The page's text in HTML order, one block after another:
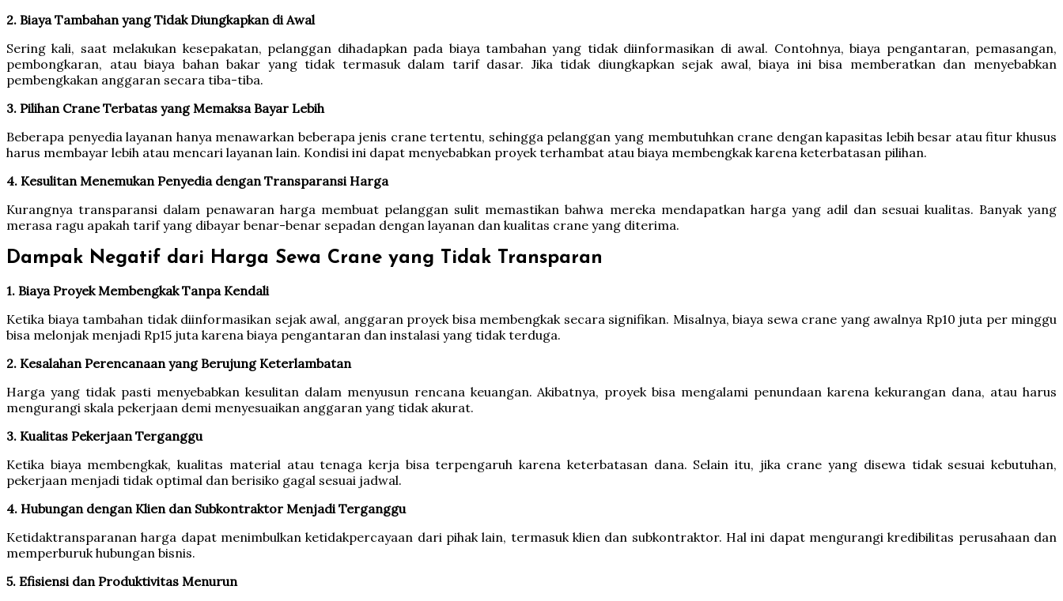
2. Biaya Tambahan yang Tidak Diungkapkan di Awal
Sering kali, saat melakukan kesepakatan, pelanggan dihadapkan pada biaya tambahan yang tidak diinformasikan di awal. Contohnya, biaya pengantaran, pemasangan,
pembongkaran, atau biaya bahan bakar yang tidak termasuk dalam tarif dasar. Jika tidak diungkapkan sejak awal, biaya ini bisa memberatkan dan menyebabkan
pembengkakan anggaran secara tiba-tiba.
3. Pilihan Crane Terbatas yang Memaksa Bayar Lebih
Beberapa penyedia layanan hanya menawarkan beberapa jenis crane tertentu, sehingga pelanggan yang membutuhkan crane dengan kapasitas lebih besar atau fitur khusus
harus membayar lebih atau mencari layanan lain. Kondisi ini dapat menyebabkan proyek terhambat atau biaya membengkak karena keterbatasan pilihan.
4. Kesulitan Menemukan Penyedia dengan Transparansi Harga
Kurangnya transparansi dalam penawaran harga membuat pelanggan sulit memastikan bahwa mereka mendapatkan harga yang adil dan sesuai kualitas. Banyak yang
merasa ragu apakah tarif yang dibayar benar-benar sepadan dengan layanan dan kualitas crane yang diterima.
Dampak Negatif dari Harga Sewa Crane yang Tidak Transparan
1. Biaya Proyek Membengkak Tanpa Kendali
Ketika biaya tambahan tidak diinformasikan sejak awal, anggaran proyek bisa membengkak secara signifikan. Misalnya, biaya sewa crane yang awalnya Rp10 juta per minggu
bisa melonjak menjadi Rp15 juta karena biaya pengantaran dan instalasi yang tidak terduga.
2. Kesalahan Perencanaan yang Berujung Keterlambatan
Harga yang tidak pasti menyebabkan kesulitan dalam menyusun rencana keuangan. Akibatnya, proyek bisa mengalami penundaan karena kekurangan dana, atau harus
mengurangi skala pekerjaan demi menyesuaikan anggaran yang tidak akurat.
3. Kualitas Pekerjaan Terganggu
Ketika biaya membengkak, kualitas material atau tenaga kerja bisa terpengaruh karena keterbatasan dana. Selain itu, jika crane yang disewa tidak sesuai kebutuhan,
pekerjaan menjadi tidak optimal dan berisiko gagal sesuai jadwal.
4. Hubungan dengan Klien dan Subkontraktor Menjadi Terganggu
Ketidaktransparanan harga dapat menimbulkan ketidakpercayaan dari pihak lain, termasuk klien dan subkontraktor. Hal ini dapat mengurangi kredibilitas perusahaan dan
memperburuk hubungan bisnis.
5. Efisiensi dan Produktivitas Menurun